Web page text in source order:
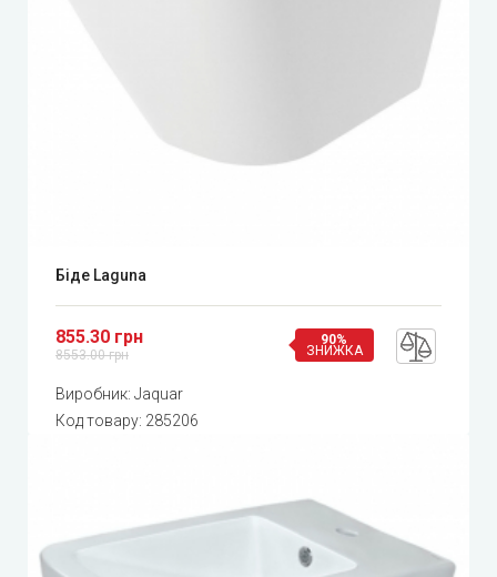
Біде Laguna
855.30 грн
8553.00 грн
90%
ЗНИЖКА
Виробник: Jaquar
Код товару: 285206